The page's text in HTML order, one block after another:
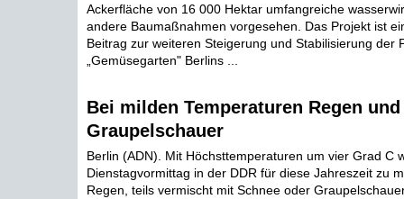
Ackerfläche von 16 000 Hektar umfangreiche
andere Baumaßnahmen vorgesehen. Das Projekt ist
Beitrag zur weiteren Steigerung und Stabilisierung der
„Gemüsegarten" Berlins ...
Bei milden Temperaturen Regen und
Graupelschauer
Berlin (ADN). Mit Höchsttemperaturen um vier Grad C
Dienstagvormittag in der DDR für diese Jahreszeit zu
Regen, teils vermischt mit Schnee oder